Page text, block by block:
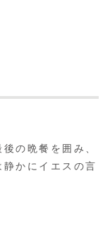
の晩餐を囲み、
かにイエスの言